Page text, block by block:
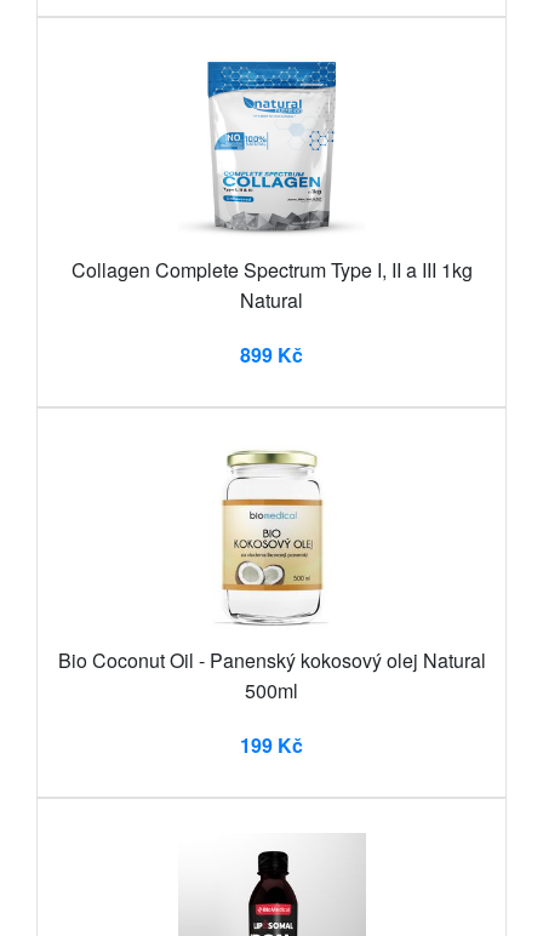
Collagen Complete Spectrum Type I, II a III 1kg
Natural
899 Kč
Bio Coconut Oil - Panenský kokosový olej Natural
500ml
199 Kč